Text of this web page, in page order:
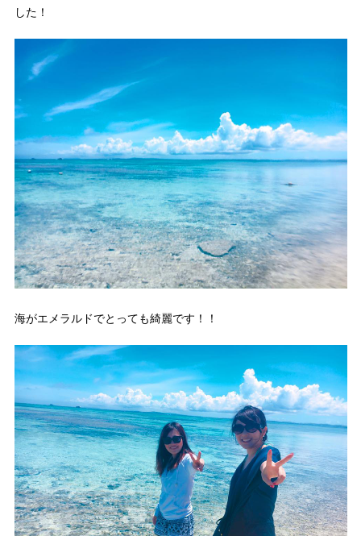
した！
海がエメラルドでとっても綺麗です！！